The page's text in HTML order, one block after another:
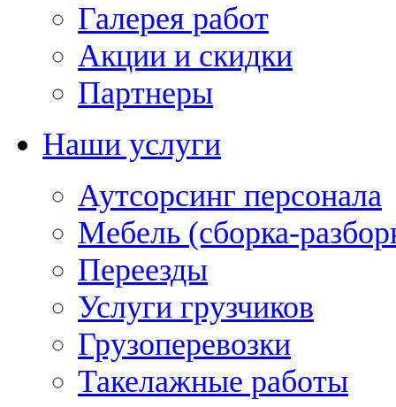
Галерея работ
Акции и скидки
Партнеры
Наши услуги
Аутсорсинг персонала
Мебель (сборка-
Переезды
Услуги грузчиков
Грузоперевозки
Такелажные работы